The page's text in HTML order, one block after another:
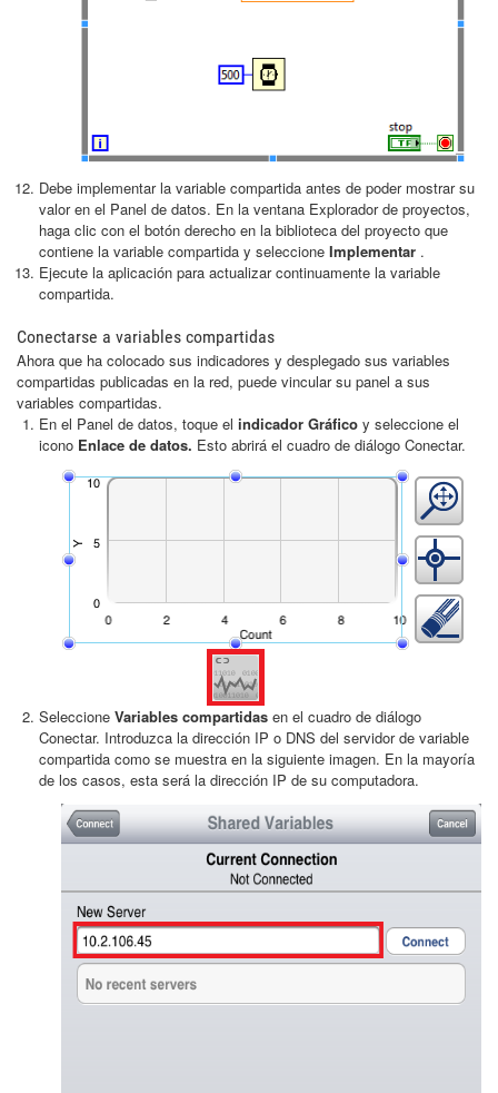
Debe implementar la variable compartida antes de poder mostrar su
valor en el Panel de datos. En la ventana Explorador de proyectos,
haga clic con el botón derecho en la biblioteca del proyecto que
contiene la variable compartida y seleccione Implementar .
Ejecute la aplicación para actualizar continuamente la variable
compartida.
Conectarse a variables compartidas
Ahora que ha colocado sus indicadores y desplegado sus variables
compartidas publicadas en la red, puede vincular su panel a sus
variables compartidas.
En el Panel de datos, toque el indicador Gráfico y seleccione el
icono Enlace de datos. Esto abrirá el cuadro de diálogo Conectar.
Seleccione Variables compartidas en el cuadro de diálogo
Conectar. Introduzca la dirección IP o DNS del servidor de variable
compartida como se muestra en la siguiente imagen. En la mayoría
de los casos, esta será la dirección IP de su computadora.